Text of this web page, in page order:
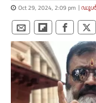
Oct 29, 2024, 2:09 pm